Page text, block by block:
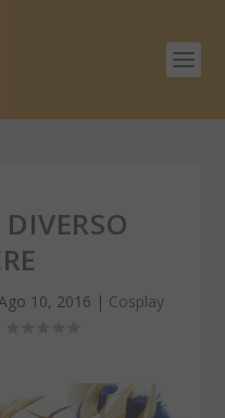
10, 2016 | Cosplay